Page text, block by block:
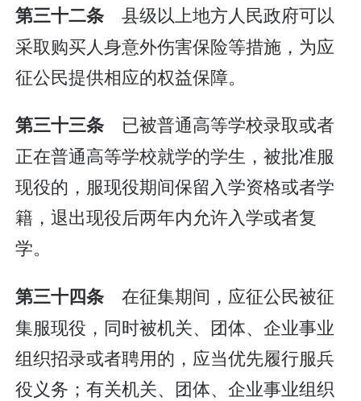
第三十二条 县级以上地方人民政府可以
采取购买人身意外伤害保险等措施，为应
征公民提供相应的权益保障。
第三十三条 已被普通高等学校录取或者
正在普通高等学校就学的学生，被批准服
现役的，服现役期间保留入学资格或者学
籍，退出现役后两年内允许入学或者复
学。
第三十四条 在征集期间，应征公民被征
集服现役，同时被机关、团体、企业事业
组织招录或者聘用的，应当优先履行服兵
役义务；有关机关、团体、企业事业组织